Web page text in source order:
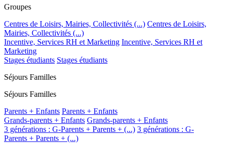
Groupes
Centres de Loisirs, Mairies, Collectivités (...) Centres de Loisirs,
Mairies, Collectivités (...)
Incentive, Services RH et Marketing Incentive, Services RH et
Marketing
Stages étudiants Stages étudiants
Séjours Familles
Séjours Familles
Parents + Enfants Parents + Enfants
Grands-parents + Enfants Grands-parents + Enfants
3 générations : G-Parents + Parents + (...) 3 générations : G-
Parents + Parents + (...)